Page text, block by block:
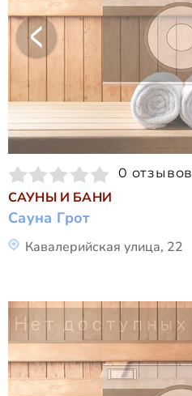
0 отзывов
САУНЫ И БАНИ
Сауна Грот
Кавалерийская улица, 22